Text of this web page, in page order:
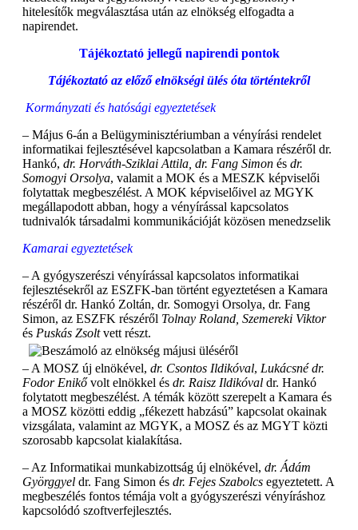
hitelesítők megválasztása után az elnökség elfogadta a
napirendet.
Tájékoztató jellegű napirendi pontok
Tájékoztató az előző elnökségi ülés óta történtekről
Kormányzati és hatósági egyeztetések
– Május 6-án a Belügyminisztériumban a vényírási rendelet
informatikai fejlesztésével kapcsolatban a Kamara részéről dr.
Hankó, dr. Horváth-Sziklai Attila, dr. Fang Simon és dr.
Somogyi Orsolya, valamit a MOK és a MESZK képviselői
folytattak megbeszélést. A MOK képviselőivel az MGYK
megállapodott abban, hogy a vényírással kapcsolatos
tudnivalók társadalmi kommunikációját közösen menedzselik
Kamarai egyeztetések
– A gyógyszerészi vényírással kapcsolatos informatikai
fejlesztésekről az ESZFK-ban történt egyeztetésen a Kamara
részéről dr. Hankó Zoltán, dr. Somogyi Orsolya, dr. Fang
Simon, az ESZFK részéről Tolnay Roland, Szemereki Viktor
és Puskás Zsoltvett részt.
– A MOSZ új elnökével, dr. Csontos Ildikóval, Lukácsné dr.
Fodor Enikővolt elnökkel és dr. Raisz Ildikóval dr. Hankó
folytatott megbeszélést. A témák között szerepelt a Kamara és
a MOSZ közötti eddig „fékezett habzású” kapcsolat okainak
vizsgálata, valamint az MGYK, a MOSZ és az MGYT közti
szorosabb kapcsolat kialakítása.
– Az Informatikai munkabizottság új elnökével, dr. Ádám
Györggyel dr. Fang Simon és dr. Fejes Szabolcs egyeztetett. A
megbeszélés fontos témája volt a gyógyszerészi vényíráshoz
kapcsolódó szoftverfejlesztés.